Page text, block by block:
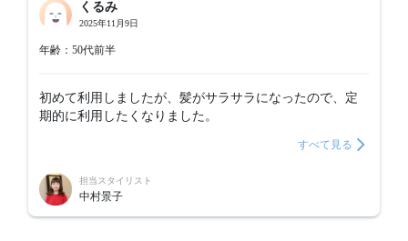
くるみ
2025年11月9日
年齢：50代前半
初めて利用しましたが、髪がサラサラになったので、定
期的に利用したくなりました。
すべて見る
担当スタイリスト
中村景子